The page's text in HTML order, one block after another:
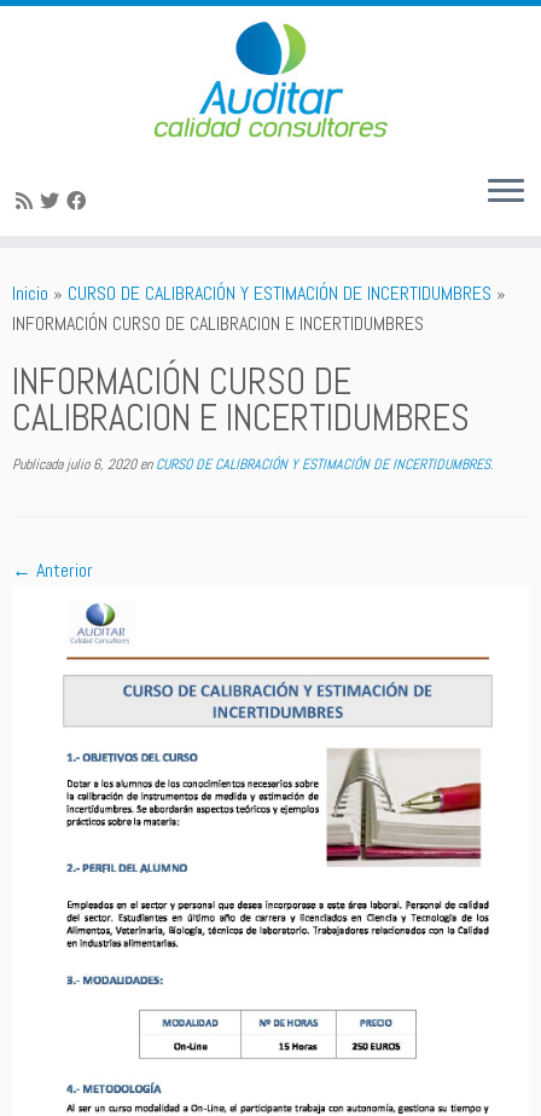
contenido
Inicio » CURSO DE CALIBRACIÓN Y ESTIMACIÓN DE INCERTIDUMBRES »
INFORMACIÓN CURSO DE CALIBRACION E INCERTIDUMBRES
INFORMACIÓN CURSO DE
CALIBRACION E INCERTIDUMBRES
Publicada julio 6, 2020enCURSO DE CALIBRACIÓN Y ESTIMACIÓN DE INCERTIDUMBRES.
← Anterior